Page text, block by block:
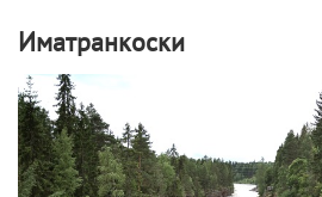
Иматранкоски